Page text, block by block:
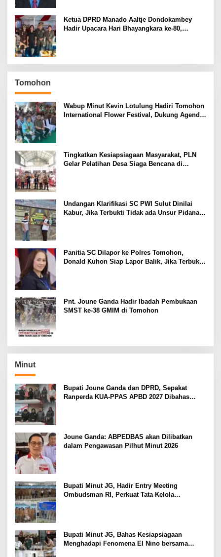
Ketua DPRD Manado Aaltje Dondokambey
Hadir Upacara Hari Bhayangkara ke-80,
Tomohon
Wabup Minut Kevin Lotulung Hadiri Tomohon
International Flower Festival, Dukung Agenda
Tingkatkan Kesiapsiagaan Masyarakat, PLN
Gelar Pelatihan Desa Siaga Bencana di
Undangan Klarifikasi SC PWI Sulut Dinilai
Kabur, Jika Terbukti Tidak ada Unsur Pidana
Panitia SC Dilapor ke Polres Tomohon,
Donald Kuhon Siap Lapor Balik, Jika Terbukti
Pnt. Joune Ganda Hadir Ibadah Pembukaan
SMST ke-38 GMIM di Tomohon
Minut
Bupati Joune Ganda dan DPRD, Sepakat
Ranperda KUA-PPAS APBD 2027 Dibahas
Joune Ganda: ABPEDBAS akan Dilibatkan
dalam Pengawasan Pilhut Minut 2026
Bupati Minut JG, Hadir Entry Meeting
Ombudsman RI, Perkuat Tata Kelola
Bupati Minut JG, Bahas Kesiapsiagaan
Menghadapi Fenomena El Nino bersama